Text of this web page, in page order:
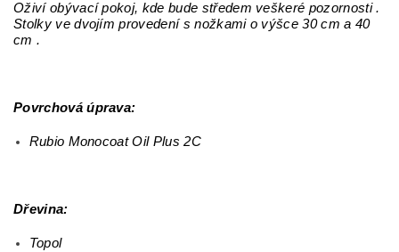
Oživí obývací pokoj, kde bude středem veškeré pozornosti .
Stolky ve dvojím provedení s nožkami o výšce 30 cm a 40
cm .
Povrchová úprava:
Rubio Monocoat Oil Plus 2C
Dřevina:
Topol